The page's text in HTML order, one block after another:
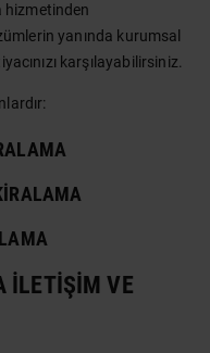
hizmetinden
yanında kurumsal
karşılayabilirsiniz.
İLETIŞIM VE